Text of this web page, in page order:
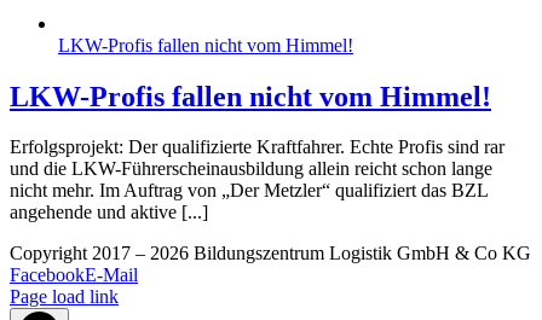
LKW-Profis fallen nicht vom Himmel!
LKW-Profis fallen nicht vom Himmel!
Erfolgsprojekt: Der qualifizierte Kraftfahrer. Echte Profis sind rar
und die LKW-Führerscheinausbildung allein reicht schon lange
nicht mehr. Im Auftrag von „Der Metzler“ qualifiziert das BZL
angehende und aktive [...]
Copyright 2017 – 2026 Bildungszentrum Logistik GmbH & Co KG
FacebookE-Mail
Page load link